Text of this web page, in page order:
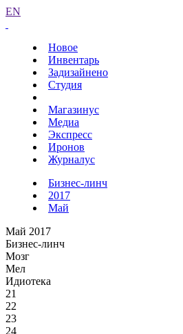
EN
Новое
Инвентарь
Задизайнено
Студия
Магазинус
Медиа
Экспресс
Иронов
Журналус
Бизнес-линч
2017
Май
Май 2017
Бизнес-линч
Мозг
Мел
Идиотека
21
22
23
24